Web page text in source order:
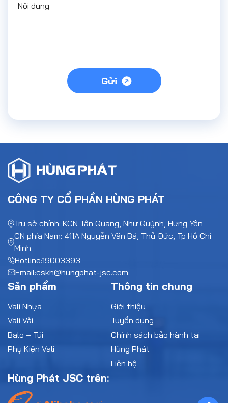
Nội dung
Gửi
CÔNG TY CỔ PHẦN HÙNG PHÁT
Trụ sở chính: KCN Tân Quang, Như Quỳnh, Hưng Yên
CN phía Nam: 411A Nguyễn Văn Bá, Thủ Đức, Tp Hồ Chí
Minh
Hotline:19003393
Email:cskh@hungphat-jsc.com
Sản phẩm
Vali Nhựa
Vali Vải
Balo – Túi
Phụ Kiện Vali
Thông tin chung
Giới thiệu
Tuyển dụng
Chính sách bảo hành tại
Hùng Phát
Liên hệ
Hùng Phát JSC trên: